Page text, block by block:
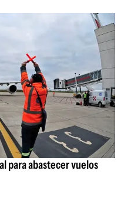
para abastecer vuelos